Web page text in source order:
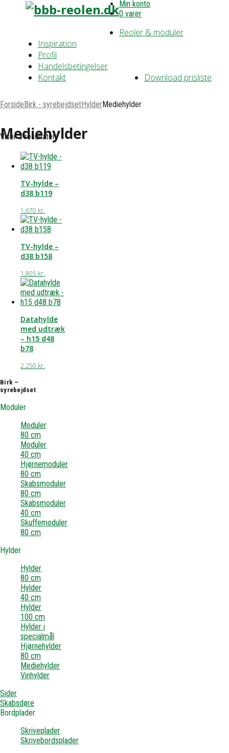
Min konto
0 varer
Reoler & moduler
Inspiration
Profil
Handelsbetingelser
Download prisliste
Kontakt
ForsideBirk - syrebejdsetHylderMediehylder
Mediehylder
Viser 3 resultater
TV-hylde –
d38 b119
1.670 kr.
TV-hylde –
d38 b158
1.805 kr.
Datahylde
med udtræk
– h15 d48
b78
2.250 kr.
Birk –
syrebejdset
Moduler
Moduler
80 cm
Moduler
40 cm
Hjørnemoduler
80 cm
Skabsmoduler
80 cm
Skabsmoduler
40 cm
Skuffemoduler
80 cm
Hylder
Hylder
80 cm
Hylder
40 cm
Hylder
100 cm
Hylder i
specialmål
Hjørnehylder
80 cm
Mediehylder
Vinhylder
Sider
Skabsdøre
Bordplader
Skriveplader
Skrivebordsplader